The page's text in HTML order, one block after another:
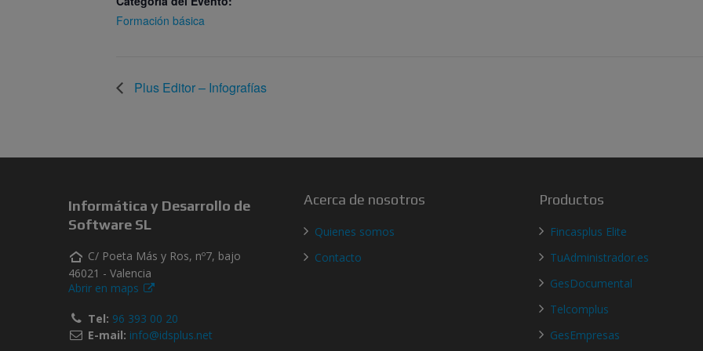
Formación básica
Plus Editor – Infografías
Informática y Desarrollo de
Software SL
C/ Poeta Más y Ros, nº7, bajo
46021 - Valencia
Abrir en maps
Tel: 96 393 00 20
E-mail: info@idsplus.net
Acerca de nosotros
Quienes somos
Contacto
Productos
Fincasplus Elite
TuAdministrador.es
GesDocumental
Telcomplus
GesEmpresas